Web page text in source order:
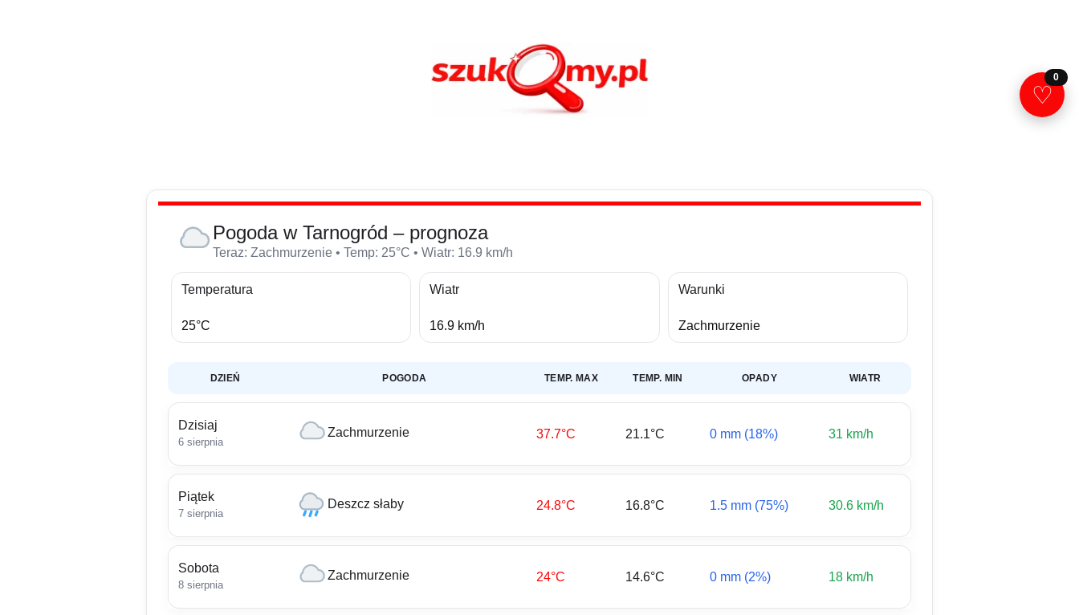
Pogoda w Tarnogród – prognoza
Teraz: Zachmurzenie • Temp: 25°C • Wiatr: 16.9 km/h
Temperatura
25°C
Wiatr
16.9 km/h
Warunki
Zachmurzenie
DZIEŃ POGODA TEMP. MAX TEMP. MIN OPADY WIATR
Dzisiaj
6 sierpnia
Zachmurzenie 37.7°C 21.1°C 0 mm (18%) 31 km/h
Piątek
7 sierpnia
Deszcz słaby 24.8°C 16.8°C 1.5 mm (75%) 30.6 km/h
Sobota
8 sierpnia
Zachmurzenie 24°C 14.6°C 0 mm (2%) 18 km/h
♡
0